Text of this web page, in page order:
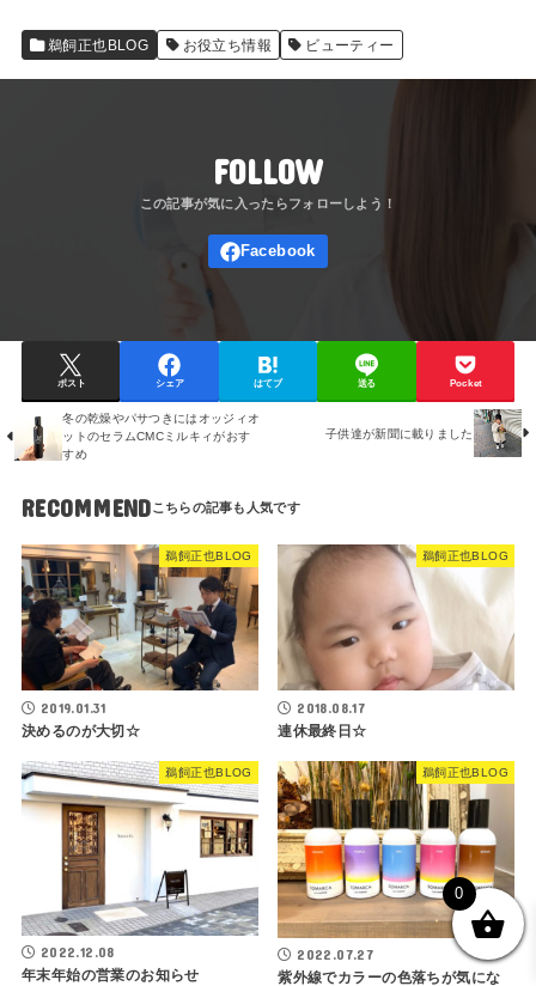
鵜飼正也BLOG お役立ち情報 ビューティー
FOLLOW
ポスト シェア はてブ 送る Pocket
冬の乾燥やパサつきにはオッジィオ
ットのセラムCMCミルキィがおす
すめ
子供達が新聞に載りました
RECOMMEND
鵜飼正也BLOG
2019.01.31
決めるのが大切☆
鵜飼正也BLOG
2018.08.17
連休最終日☆
鵜飼正也BLOG
2022.12.08
年末年始の営業のお知らせ
鵜飼正也BLOG
2022.07.27
紫外線でカラーの色落ちが気にな
0